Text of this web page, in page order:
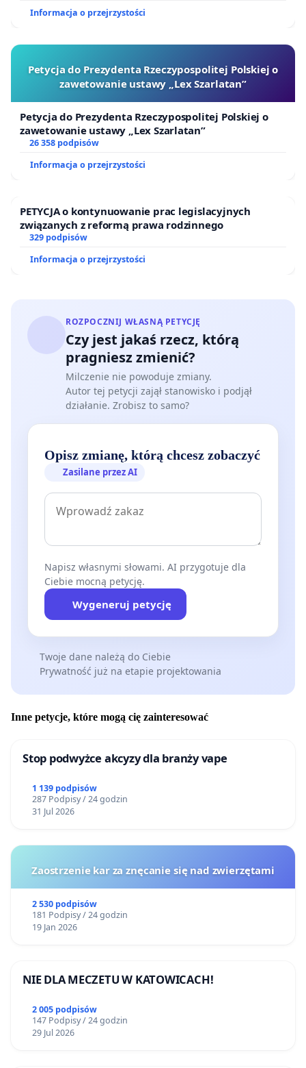
Informacja o przejrzystości
Petycja do Prezydenta Rzeczypospolitej Polskiej o
zawetowanie ustawy „Lex Szarlatan”
Petycja do Prezydenta Rzeczypospolitej Polskiej o
zawetowanie ustawy „Lex Szarlatan”
26 358 podpisów
Informacja o przejrzystości
PETYCJA o kontynuowanie prac legislacyjnych
związanych z reformą prawa rodzinnego
329 podpisów
Informacja o przejrzystości
ROZPOCZNIJ WŁASNĄ PETYCJĘ
Czy jest jakaś rzecz, którą
pragniesz zmienić?
Milczenie nie powoduje zmiany.
Autor tej petycji zajął stanowisko i podjął
działanie. Zrobisz to samo?
Opisz zmianę, którą chcesz zobaczyć
Zasilane przez AI
Napisz własnymi słowami. AI przygotuje dla
Ciebie mocną petycję.
Wygeneruj petycję
Twoje dane należą do Ciebie
Prywatność już na etapie projektowania
Inne petycje, które mogą cię zainteresować
Stop podwyżce akcyzy dla branży vape
1 139 podpisów
287 Podpisy / 24 godzin
31 Jul 2026
Zaostrzenie kar za znęcanie się nad zwierzętami
2 530 podpisów
181 Podpisy / 24 godzin
19 Jan 2026
NIE DLA MECZETU W KATOWICACH!
2 005 podpisów
147 Podpisy / 24 godzin
29 Jul 2026